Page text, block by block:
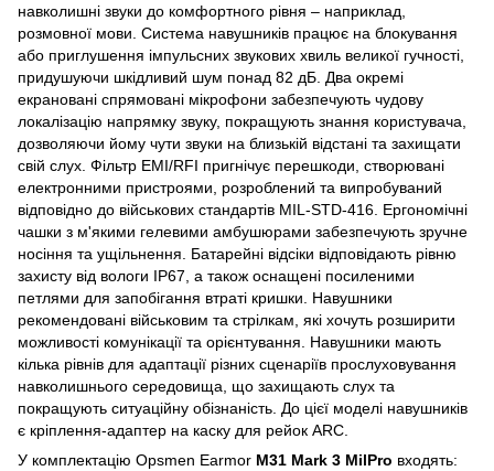
навколишні звуки до комфортного рівня – наприклад,
розмовної мови. Система навушників працює на блокування
або приглушення імпульсних звукових хвиль великої гучності,
придушуючи шкідливий шум понад 82 дБ. Два окремі
екрановані спрямовані мікрофони забезпечують чудову
локалізацію напрямку звуку, покращують знання користувача,
дозволяючи йому чути звуки на близькій відстані та захищати
свій слух. Фільтр EMI/RFI пригнічує перешкоди, створювані
електронними пристроями, розроблений та випробуваний
відповідно до військових стандартів MIL-STD-416. Ергономічні
чашки з м'якими гелевими амбушюрами забезпечують зручне
носіння та ущільнення. Батарейні відсіки відповідають рівню
захисту від вологи IP67, а також оснащені посиленими
петлями для запобігання втраті кришки. Навушники
рекомендовані військовим та стрілкам, які хочуть розширити
можливості комунікації та орієнтування. Навушники мають
кілька рівнів для адаптації різних сценаріїв прослуховування
навколишнього середовища, що захищають слух та
покращують ситуаційну обізнаність. До цієї моделі навушників
є кріплення-адаптер на каску для рейок ARC.
У комплектацію Opsmen Earmor M31 Mark 3 MilPro входять: